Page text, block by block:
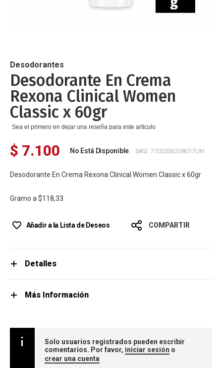
de
la
galería
de
imágenes
Desodorantes
Desodorante En Crema
Rexona Clinical Women
Classic x 60gr
Sea el primero en dejar una reseña para este artículo
$ 7.100 No Está Disponible SKU 7702006208017UN
Desodorante En Crema Rexona Clinical Women Classic x 60gr
Gramo a $118,33
Añadir a la Lista de Deseos COMPARTIR
Detalles
Más Información
Solo usuarios registrados pueden escribir
comentarios. Por favor, iniciar sesión o
crear una cuenta